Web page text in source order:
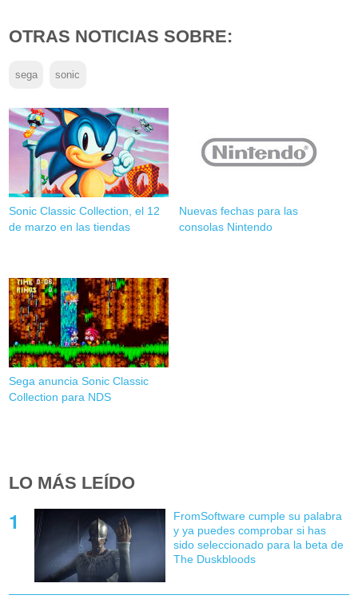
OTRAS NOTICIAS SOBRE:
sega sonic
Sonic Classic Collection, el 12
de marzo en las tiendas
Nuevas fechas para las
consolas Nintendo
Sega anuncia Sonic Classic
Collection para NDS
LO MÁS LEÍDO
FromSoftware cumple su palabra
y ya puedes comprobar si has
sido seleccionado para la beta de
The Duskbloods